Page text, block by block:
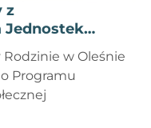
z
Jednostek
- edycja 2026
w Oleśnie
Programu